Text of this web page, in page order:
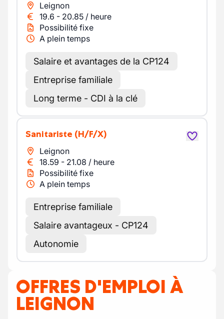
Leignon
19.6 - 20.85 / heure
Possibilité fixe
A plein temps
Salaire et avantages de la CP124
Entreprise familiale
Long terme - CDI à la clé
Sanitariste (H/F/X)
Leignon
18.59 - 21.08 / heure
Possibilité fixe
A plein temps
Entreprise familiale
Salaire avantageux - CP124
Autonomie
OFFRES D'EMPLOI À
LEIGNON